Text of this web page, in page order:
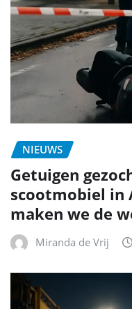
NIEUWS
Getuigen
scootmobiel in
maken we de
Miranda de Vrij